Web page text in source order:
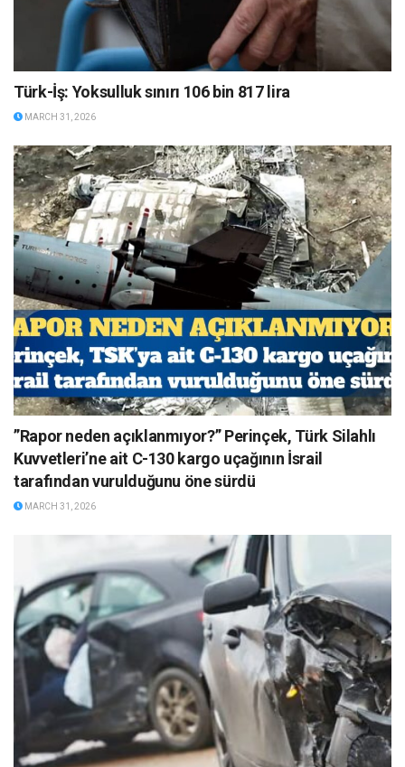
Türk-İş: Yoksulluk sınırı 106 bin 817 lira
MARCH 31, 2026
”Rapor neden açıklanmıyor?” Perinçek, Türk Silahlı
Kuvvetleri’ne ait C-130 kargo uçağının İsrail
tarafından vurulduğunu öne sürdü
MARCH 31, 2026